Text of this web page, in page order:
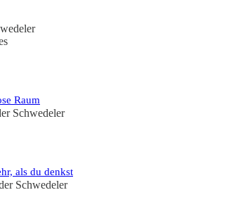
Raum
Schwedeler
als du denkst
Schwedeler